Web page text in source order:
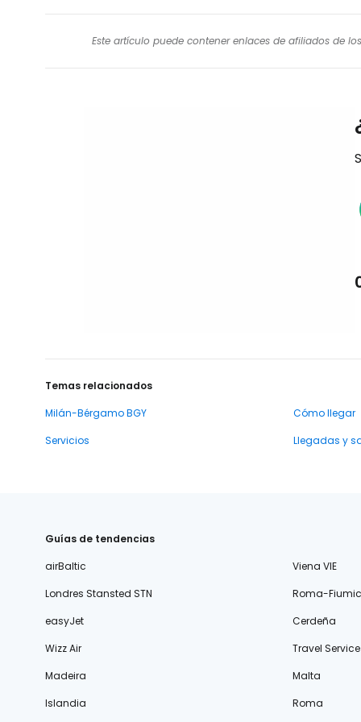
Este artículo puede contener enlaces de afiliados de
Temas relacionados
Milán-Bérgamo BGY
Cómo llegar
Servicios
Llegadas y
Guías de tendencias
airBaltic
Viena VIE
Londres Stansted STN
Roma-
easyJet
Cerdeña
Wizz Air
Travel Service
Madeira
Malta
Islandia
Roma